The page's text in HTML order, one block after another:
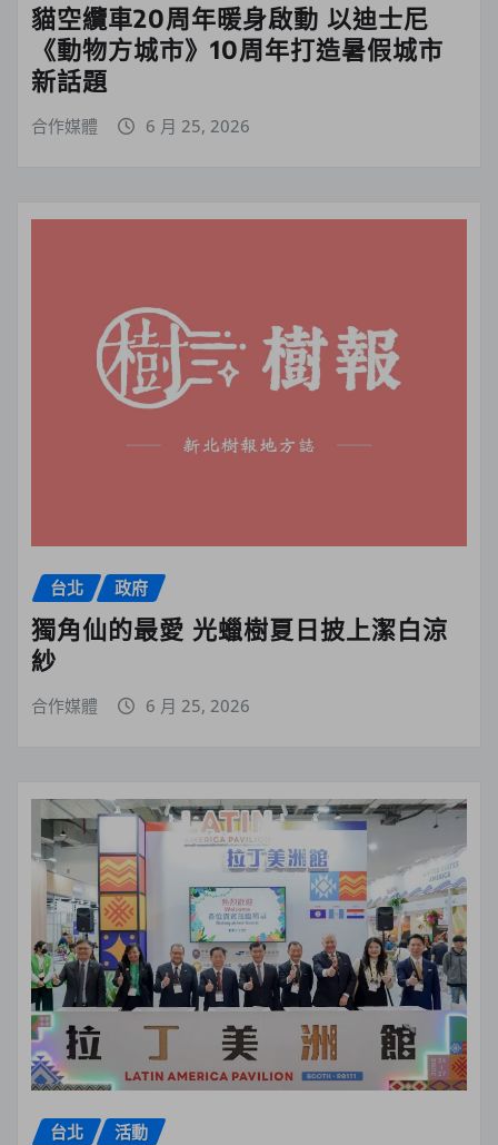
貓空纜車20周年暖身啟動 以迪士尼
《動物方城市》10周年打造暑假城市
新話題
合作媒體 6 月 25, 2026
台北 政府
獨角仙的最愛 光蠟樹夏日披上潔白涼
紗
合作媒體 6 月 25, 2026
台北 活動